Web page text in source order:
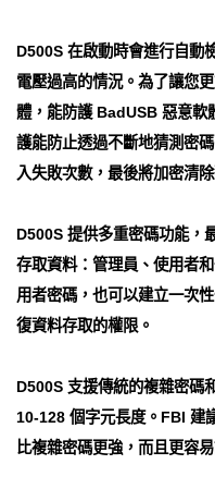
D500S 在啟動時會進行自動
電壓過高的情況。為了讓您
體，能防護 BadUSB 惡意軟
護能防止透過不斷地猜測密
入失敗次數，最後將加密清
D500S 提供多重密碼功能，
存取資料：管理員、使用者
用者密碼，也可以建立一次
復資料存取的權限。
D500S 支援傳統的複雜密碼
10-128 個字元長度。FBI 建
比複雜密碼更強，而且更容